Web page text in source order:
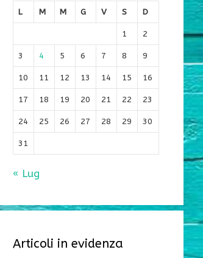
L
M M G V S D
1 2
3 4 5 6 7 8 9
10 11 12 13 14 15 16
17 18 19 20 21 22 23
24 25 26 27 28 29 30
31
« Lug
Articoli in evidenza